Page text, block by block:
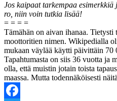
Jos kaipaat tarkem­paa
ro, niin voin tutkia lisää!
= = = =
Tämähän on aivan ihanaa.
moot­tori­tien nimen. Wikipedi­al­la
mukaan väylää käyt­ti päivit­täin 70
Tapah­tu­mas­ta on siis 36 vuot­ta ja
olla, että muistin jotain toista
maas­sa. Mut­ta toden­näköis­es­ti